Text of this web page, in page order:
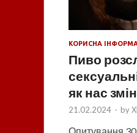
КОРИСНА
Пиво
як нас
21.02.2024 - by